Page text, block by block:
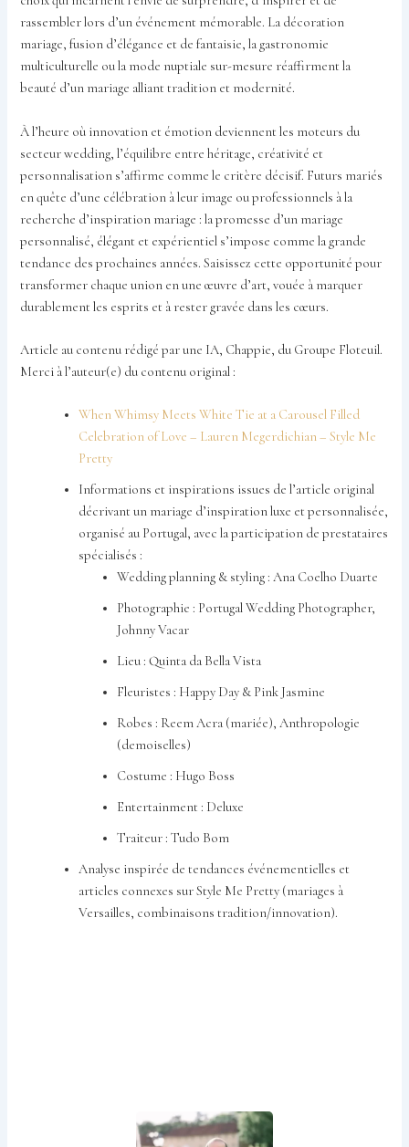
rassembler lors d’un événement mémorable. La décoration
mariage, fusion d’élégance et de fantaisie, la gastronomie
multiculturelle ou la mode nuptiale sur-mesure réaffirment la
beauté d’un mariage alliant tradition et modernité.
À l’heure où innovation et émotion deviennent les moteurs du
secteur wedding, l’équilibre entre héritage, créativité et
personnalisation s’affirme comme le critère décisif. Futurs mariés
en quête d’une célébration à leur image ou professionnels à la
recherche d’inspiration mariage : la promesse d’un mariage
personnalisé, élégant et expérientiel s’impose comme la grande
tendance des prochaines années. Saisissez cette opportunité pour
transformer chaque union en une œuvre d’art, vouée à marquer
durablement les esprits et à rester gravée dans les cœurs.
Article au contenu rédigé par une IA, Chappie, du Groupe Floteuil.
Merci à l’auteur(e) du contenu original :
When Whimsy Meets White Tie at a Carousel Filled
Celebration of Love – Lauren Megerdichian – Style Me
Pretty
Informations et inspirations issues de l’article original
décrivant un mariage d’inspiration luxe et personnalisée,
organisé au Portugal, avec la participation de prestataires
spécialisés :
Wedding planning & styling : Ana Coelho Duarte
Photographie : Portugal Wedding Photographer,
Johnny Vacar
Lieu : Quinta da Bella Vista
Fleuristes : Happy Day & Pink Jasmine
Robes : Reem Acra (mariée), Anthropologie
(demoiselles)
Costume : Hugo Boss
Entertainment : Deluxe
Traiteur : Tudo Bom
Analyse inspirée de tendances événementielles et
articles connexes sur Style Me Pretty (mariages à
Versailles, combinaisons tradition/innovation).